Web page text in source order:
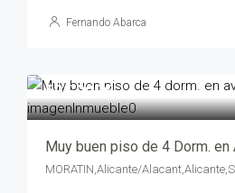
Fernando Abarca
595,000€
MORATIN,Alicante/